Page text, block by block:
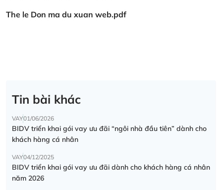
The le Don ma du xuan web.pdf
Tin bài khác
VAY01/06/2026
BIDV triển khai gói vay ưu đãi “ngôi nhà đầu tiên” dành cho
khách hàng cá nhân
VAY04/12/2025
BIDV triển khai gói vay ưu đãi dành cho khách hàng cá nhân
năm 2026